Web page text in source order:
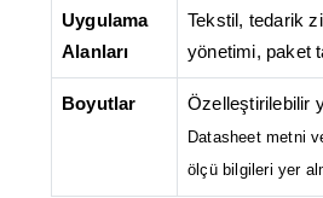
Uygulama
Alanları
Tekstil, tedarik
yönetimi, paket
Boyutlar Özelleştirilebilir
Datasheet metni
ölçü bilgileri yer